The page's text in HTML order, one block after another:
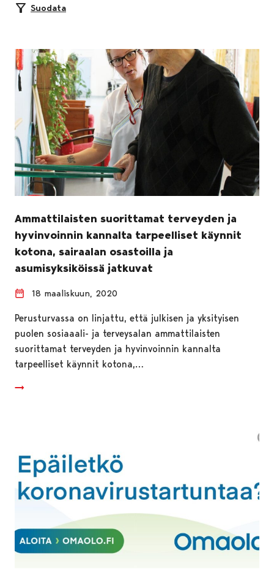
Suodata
Ammattilaisten suorittamat terveyden ja
hyvinvoinnin kannalta tarpeelliset käynnit
kotona, sairaalan osastoilla ja
asumisyksiköissä jatkuvat
18 maaliskuun, 2020
Perusturvassa on linjattu, että julkisen ja yksityisen
puolen sosiaaali- ja terveysalan ammattilaisten
suorittamat terveyden ja hyvinvoinnin kannalta
tarpeelliset käynnit kotona,…